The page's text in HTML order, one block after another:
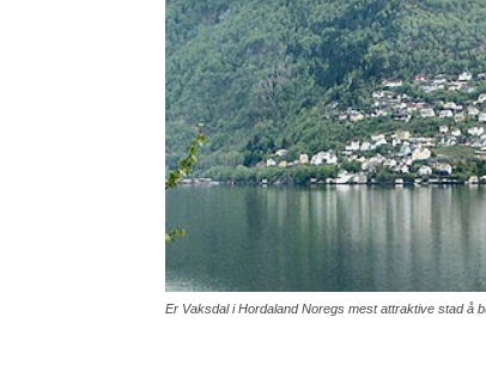
Er Vaksdal i Hordaland Noregs mest attraktive stad å